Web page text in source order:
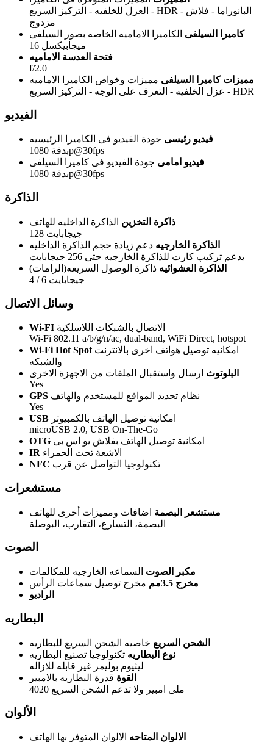
العزل للخلفيه - التركيز السريع - HDR - البانوراما - فلاش
مزدوج
كاميرا السيلفى الكاميرا الاماميه الخاصه بصور السيلفى
16 ميجابيكسل
فتحة العدسة الاماميه
f/2.0
مميزات كاميرا السيلفى مميزات وخواص الكاميرا الاماميه
عزل الخلفيه - التعرف على الوجه - التركيز السريع - HDR
الفيديو
فيديو رئيسى جودة الفيديو فى الكاميرا الرئيسيه
بدقة 1080p@30fps
فيديو امامى جودة الفيديو فى كاميرا السيلفى
بدقة 1080p@30fps
الذاكرة
ذاكرة التخزين الذاكرة الداخليه للهاتف
128 جيجابايت
الذاكرة الخارجيه دعم زيادة حجم الذاكرة الداخليه
يدعم تركيب كارت للذاكرة الخارجيه حتى 256 جيجابايت
الذاكرة العشوائيه ذاكرة الوصول السريعه(الرامات)
4 / 6 جيجابايت
وسائل الاتصال
Wi-FI الاتصال بالشبكات اللاسلكية
Wi-Fi 802.11 a/b/g/n/ac, dual-band, WiFi Direct, hotspot
Wi-Fi Hot Spot امكانيه توصيل هواتف اخرى بالانترنت
والشبكه
البلوتوث ارسال واستقبال الملفات من الاجهزة الاخرى
Yes
GPS نظام تحديد المواقع للمستخدم والهاتف
Yes
USB امكانية توصيل الهاتف بالكمبيوتر
microUSB 2.0, USB On-The-Go
OTG امكانية توصيل الهاتف بفلاش يو اس بى
IR الاشعة تحت الحمراء
NFC تكنولوجيا التواصل عن قرب
مستشعرات
مستشعر البصمة اضافات ومميزات أخرى للهاتف
البصمة، التسارع، التقارب، البوصلة
الصوت
مكبر الصوت السماعه الخارجيه للمكالمات
مخرج 3.5مم
مخرج توصيل سماعات الرأس
الراديو
البطاريه
الشحن السريع خاصيه الشحن السريع للبطاريه
نوع البطاريه تكنولوجيا تصنيع البطاريه
ليثيوم بوليمر غير قابله للازاله
القوة قدرة البطاريه بالامبير
4020 ملى امبير ولا تدعم الشحن السريع
الألوان
الالوان المتاحه الالوان المتوفر بها الهاتف